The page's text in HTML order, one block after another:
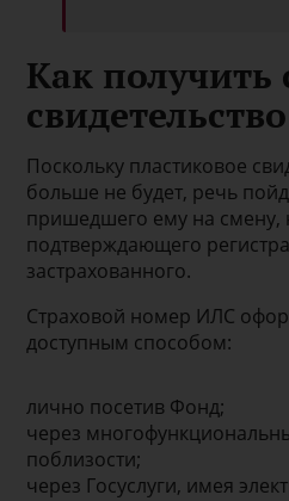
Как получить
свидетельство
Поскольку пластиковое
больше не будет, речь
пришедшего ему на смену,
подтверждающего
застрахованного.
Страховой номер ИЛС
доступным способом:
лично посетив Фонд;
через
поблизости;
через Госуслуги, имея